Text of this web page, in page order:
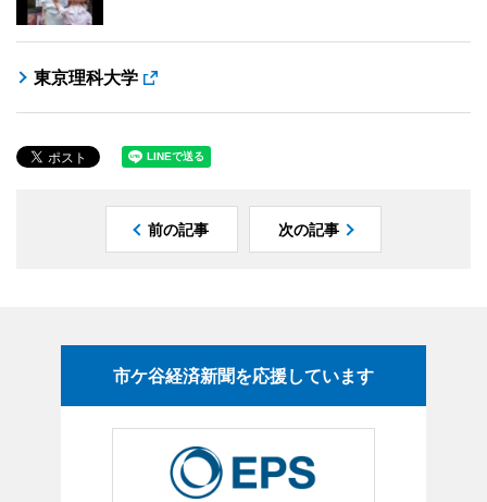
東京理科大学
前の記事 次の記事
市ケ谷経済新聞を応援しています